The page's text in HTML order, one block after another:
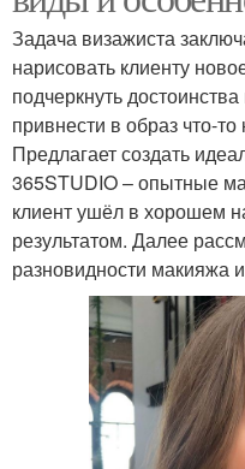
Задача визажиста
нарисовать клиенту
подчеркнуть
привнести в образ что-
Предлагает создать
365STUDIO – опытные
клиент ушёл в хорошем
результатом. Далее
разновидности макияжа